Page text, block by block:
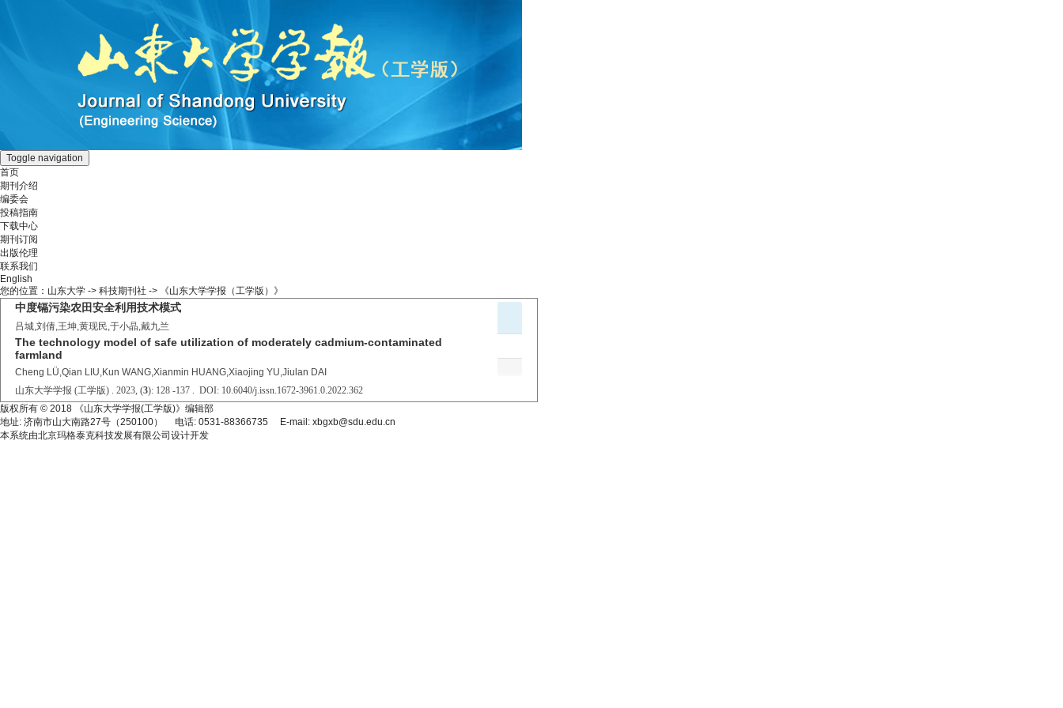
Toggle navigation
首页
期刊介绍
编委会
投稿指南
下载中心
期刊订阅
出版伦理
联系我们
English
您的位置： 山东大学 -> 科技期刊社 -> 《山东大学学报（工学版）》
中度镉污染农田安全利用技术模式
吕城,刘倩,王坤,黄现民,于小晶,戴九兰
The technology model of safe utilization of moderately cadmium-contaminated
farmland
Cheng LÜ,Qian LIU,Kun WANG,Xianmin HUANG,Xiaojing YU,Jiulan DAI
山东大学学报 (工学版) . 2023, (3): 128 -137 . DOI: 10.6040/j.issn.1672-3961.0.2022.362
版权所有 © 2018 《山东大学学报(工学版)》编辑部
地址: 济南市山大南路27号（250100） 电话: 0531-88366735 E-mail: xbgxb@sdu.edu.cn
本系统由北京玛格泰克科技发展有限公司 设计开发